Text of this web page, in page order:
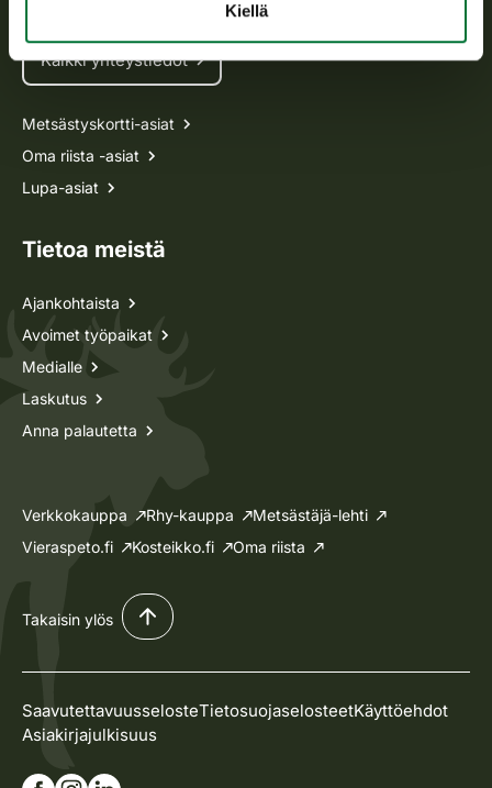
Kiellä
Kaikki yhteystiedot
Metsästyskortti-asiat
Oma riista -asiat
Lupa-asiat
Tietoa meistä
Ajankohtaista
Avoimet työpaikat
Medialle
Laskutus
Anna palautetta
Verkkokauppa Rhy-kauppa
Metsästäjä-lehti
Vieraspeto.fi
Kosteikko.fi Oma riista
Takaisin ylös
SaavutettavuusselosteTietosuojaselosteetKäyttöehdot
Asiakirjajulkisuus